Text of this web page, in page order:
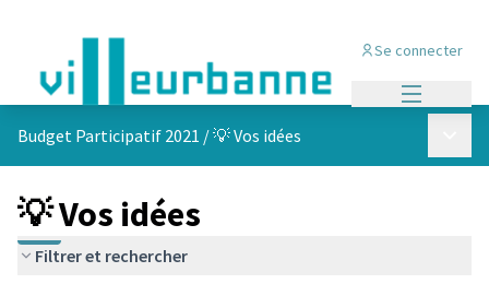
Se connecter
Budget Participatif 2021 /💡 Vos idées
💡 Vos idées
Filtrer et rechercher